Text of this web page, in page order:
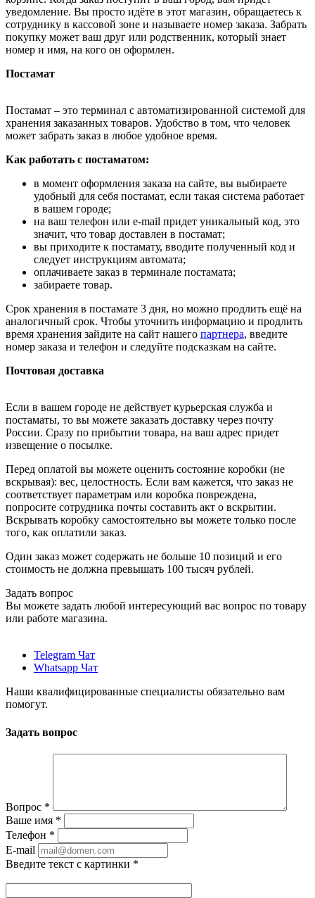
уведомление. Вы просто идёте в этот магазин, обращаетесь к
сотруднику в кассовой зоне и называете номер заказа. Забрать
покупку может ваш друг или родственник, который знает
номер и имя, на кого он оформлен.
Постамат
Постамат – это терминал с автоматизированной системой для
хранения заказанных товаров. Удобство в том, что человек
может забрать заказ в любое удобное время.
Как работать с постаматом:
в момент оформления заказа на сайте, вы выбираете
удобный для себя постамат, если такая система работает
в вашем городе;
на ваш телефон или e-mail придет уникальный код, это
значит, что товар доставлен в постамат;
вы приходите к постамату, вводите полученный код и
следует инструкциям автомата;
оплачиваете заказ в терминале постамата;
забираете товар.
Срок хранения в постамате 3 дня, но можно продлить ещё на
аналогичный срок. Чтобы уточнить информацию и продлить
время хранения зайдите на сайт нашего партнера, введите
номер заказа и телефон и следуйте подсказкам на сайте.
Почтовая доставка
Если в вашем городе не действует курьерская служба и
постаматы, то вы можете заказать доставку через почту
России. Сразу по прибытии товара, на ваш адрес придет
извещение о посылке.
Перед оплатой вы можете оценить состояние коробки (не
вскрывая): вес, целостность. Если вам кажется, что заказ не
соответствует параметрам или коробка повреждена,
попросите сотрудника почты составить акт о вскрытии.
Вскрывать коробку самостоятельно вы можете только после
того, как оплатили заказ.
Один заказ может содержать не больше 10 позиций и его
стоимость не должна превышать 100 тысяч рублей.
Задать вопрос
Вы можете задать любой интересующий вас вопрос по товару
или работе магазина.
Telegram Чат
Whatsapp Чат
Наши квалифицированные специалисты обязательно вам
помогут.
Задать вопрос
Вопрос *
Ваше имя *
Телефон *
E-mail
Введите текст с картинки *